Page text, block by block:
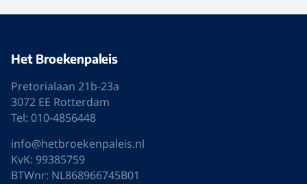
Het Broekenpaleis
Pretorialaan 21b-23a
3072 EE Rotterdam
Tel: 010-4856448
info@hetbroekenpaleis.nl
KvK: 99385759
BTWnr: NL868966745B01